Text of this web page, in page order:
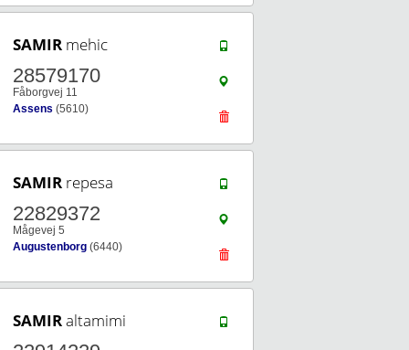
SAMIR mehic
28579170
Fåborgvej 11
Assens (5610)
SAMIR repesa
22829372
Mågevej 5
Augustenborg (6440)
SAMIRaltamimi